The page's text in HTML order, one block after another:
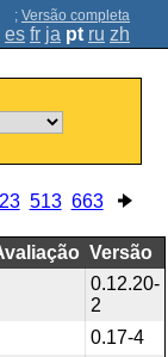
; Versão completa
es fr ja pt ru zh
513 663
Versão
0.12.20-
2
0.17-4